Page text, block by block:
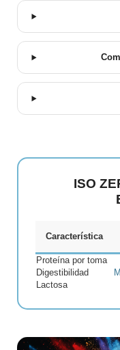
ISO
Característica
Proteína por toma
Digestibilidad
Lactosa